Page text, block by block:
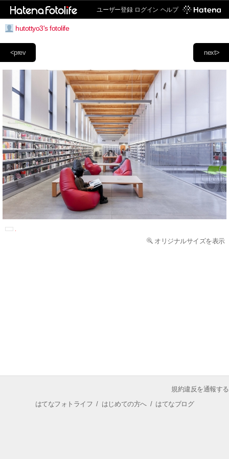
ユーザー登録 ログイン ヘルプ
hutottyo3's fotolife
next>
<prev
オリジナルサイズを表示
規約違反を通報する
はてなフォトライフ / はじめての方へ/ はてなブログ